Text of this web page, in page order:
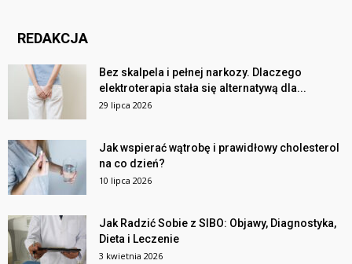
REDAKCJA
Bez skalpela i pełnej narkozy. Dlaczego
elektroterapia stała się alternatywą dla...
29 lipca 2026
Jak wspierać wątrobę i prawidłowy cholesterol
na co dzień?
10 lipca 2026
Jak Radzić Sobie z SIBO: Objawy, Diagnostyka,
Dieta i Leczenie
3 kwietnia 2026